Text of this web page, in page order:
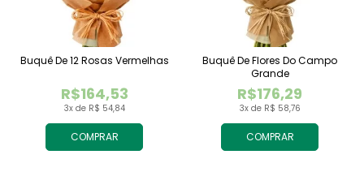
COMPRAR
3x de R$ 54,84
R$164,53
Buquê De 12 Rosas Vermelhas
COMPRAR
3x de R$ 58,76
R$176,29
Buquê De Flores Do Campo
Grande